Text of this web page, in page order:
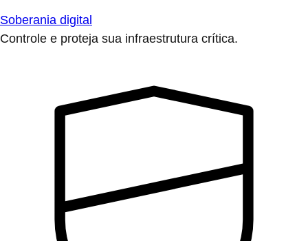
Soberania digital
Controle e proteja sua infraestrutura crítica.